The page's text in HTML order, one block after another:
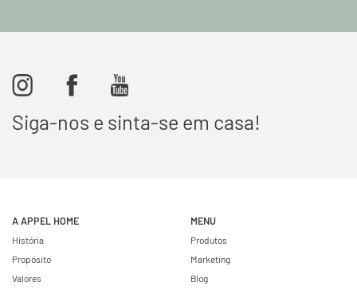
Siga-nos e sinta-se em casa!
A APPEL HOME
História
Propósito
Valores
MENU
Produtos
Marketing
Blog